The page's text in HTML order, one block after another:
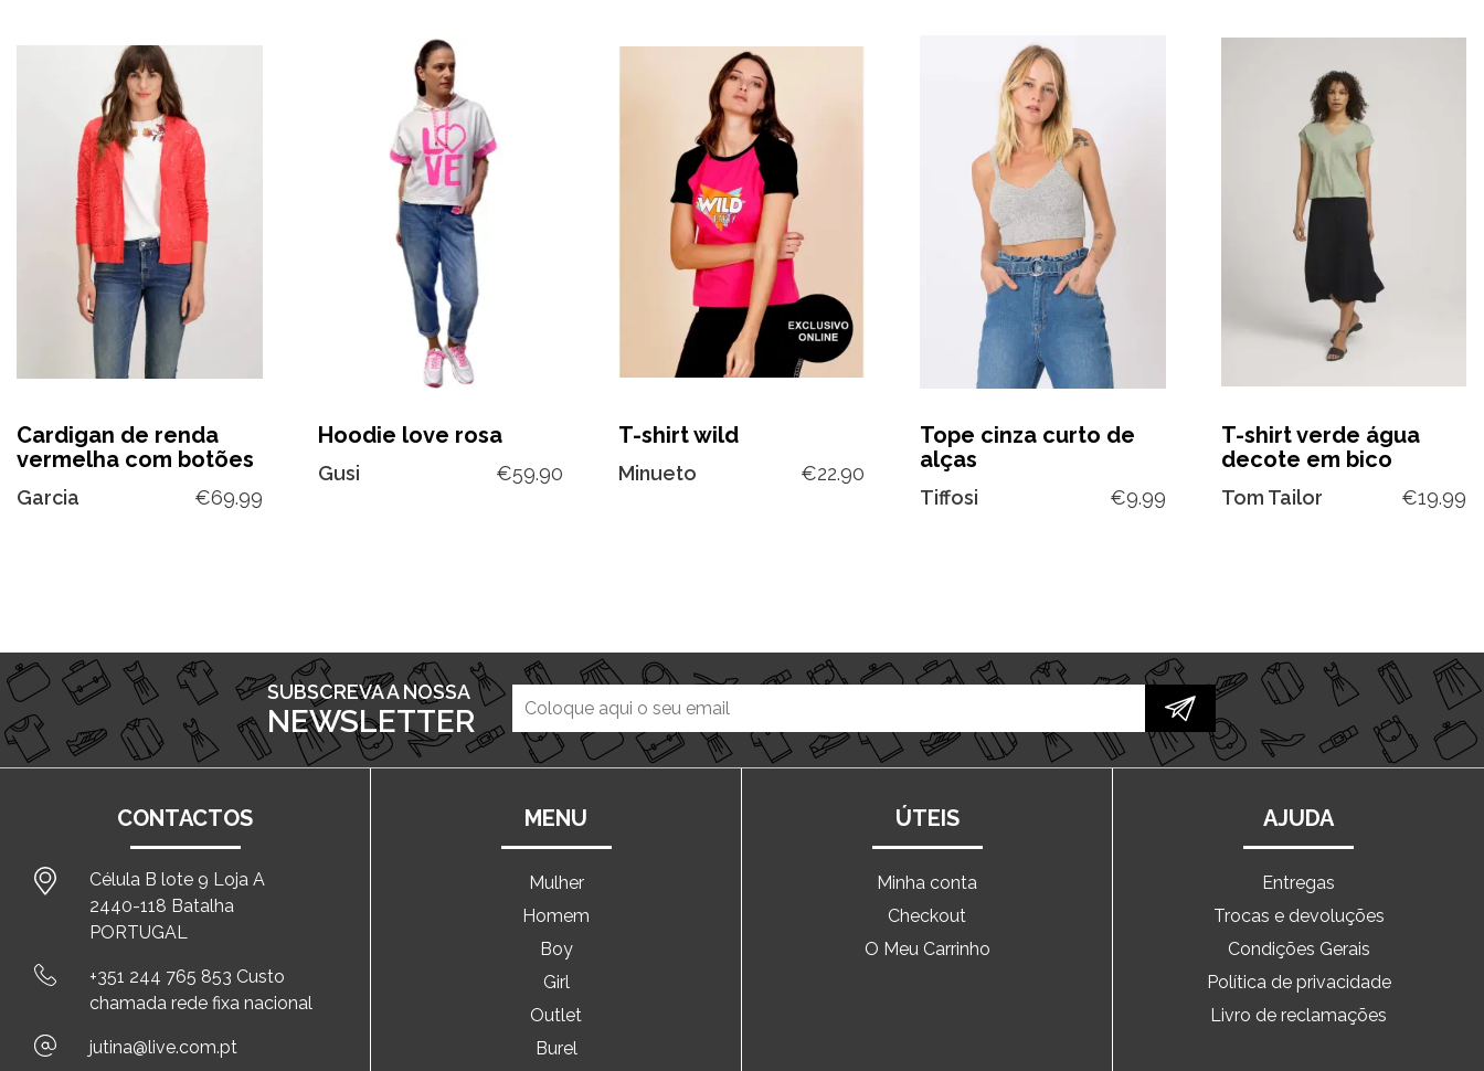
Cardigan de renda
vermelha com botões
Garcia €69.99
Hoodie love rosa
Gusi €59.90
T-shirt wild
Minueto €22.90
Tope cinza curto de
alças
Tiffosi €9.99
T-shirt verde água
decote em bico
Tom Tailor €19.99
SUBSCREVA A NOSSA
NEWSLETTER
CONTACTOS
Célula B lote 9 Loja A
2440-118 Batalha
PORTUGAL
+351 244 765 853 Custo
chamada rede fixa nacional
jutina@live.com.pt
MENU
Mulher
Homem
Boy
Girl
Outlet
Burel
ÚTEIS
Minha conta
Checkout
O Meu Carrinho
AJUDA
Entregas
Trocas e devoluções
Condições Gerais
Política de privacidade
Livro de reclamações